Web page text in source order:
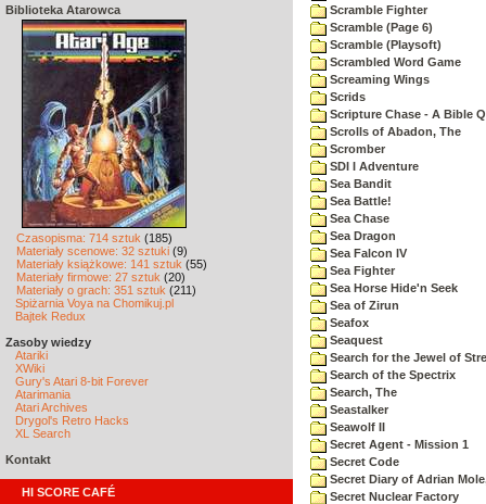
Biblioteka Atarowca
Czasopisma: 714 sztuk (185)
Materiały scenowe: 32 sztuki (9)
Materiały książkowe: 141 sztuk (55)
Materiały firmowe: 27 sztuk (20)
Materiały o grach: 351 sztuk (211)
Spiżarnia Voya na Chomikuj.pl
Bajtek Redux
Zasoby wiedzy
Atariki
XWiki
Gury's Atari 8-bit Forever
Atarimania
Atari Archives
Drygol's Retro Hacks
XL Search
Kontakt
HI SCORE CAFÉ
Scramble Fighter
Scramble (Page 6)
Scramble (Playsoft)
Scrambled Word Game
Screaming Wings
Scrids
Scripture Chase - A Bible
Scrolls of Abadon, The
Scromber
SDI I Adventure
Sea Bandit
Sea Battle!
Sea Chase
Sea Dragon
Sea Falcon IV
Sea Fighter
Sea Horse Hide'n Seek
Sea of Zirun
Seafox
Seaquest
Search for the Jewel of
Search of the Spectrix
Search, The
Seastalker
Seawolf II
Secret Agent - Mission 1
Secret Code
Secret Diary of Adrian
Secret Nuclear Factory